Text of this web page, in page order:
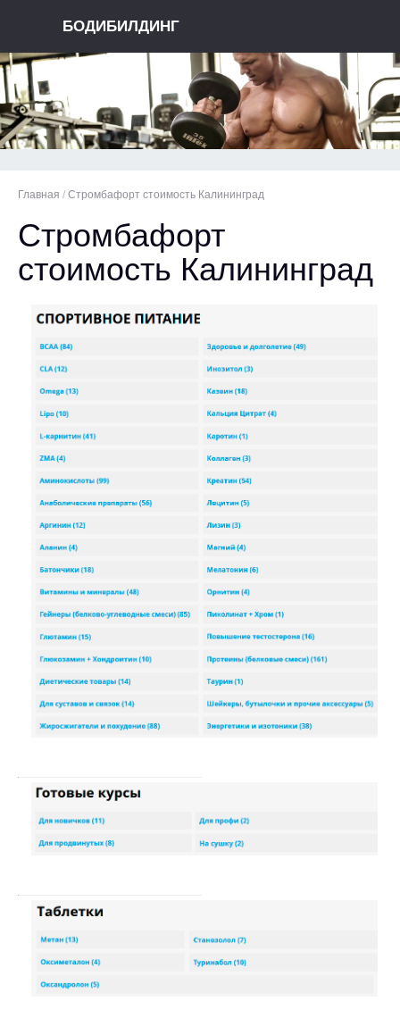
БОДИБИЛДИНГ
Главная / Стромбафорт стоимость Калининград
Стромбафорт
стоимость Калининград